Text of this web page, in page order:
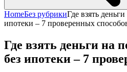
HomeБез рубрикиГде взять
ипотеки – 7 проверенных
Где взять деньги на
без ипотеки – 7